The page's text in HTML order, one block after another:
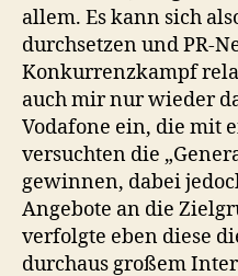
allem. Es kann sich
durchsetzen und PR-
Konkurrenzkampf
auch mir nur wieder
Vodafone ein, die mit
versuchten die
gewinnen, dabei
Angebote an die
verfolgte eben diese
durchaus großem